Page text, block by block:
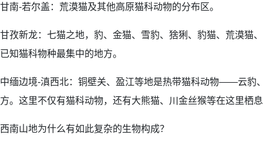
甘南-若尔盖：荒漠猫及其他高原猫科动物的分布区。
甘孜新龙：七猫之地，豹、金猫、雪豹、猞猁、豹猫、荒漠猫
已知猫科物种最集中的地方。
中缅边境-滇西北：铜壁关、盈江等地是热带猫科动物——云豹
方。这里不仅有猫科动物，还有大熊猫、川金丝猴等在这里栖
西南山地为什么有如此复杂的生物构成？